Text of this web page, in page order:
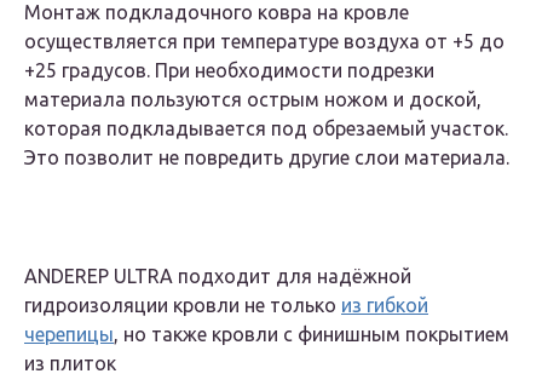
Монтаж подкладочного ковра на кровле
осуществляется при температуре воздуха от +5 до
+25 градусов. При необходимости подрезки
материала пользуются острым ножом и доской,
которая подкладывается под обрезаемый участок.
Это позволит не повредить другие слои материала.
ANDEREP ULTRA подходит для надёжной
гидроизоляции кровли не только из гибкой
черепицы, но также кровли с финишным покрытием
из плиток